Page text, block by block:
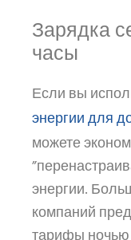
Зарядка
часы
Если вы
энергии для
можете
энергии.
компаний